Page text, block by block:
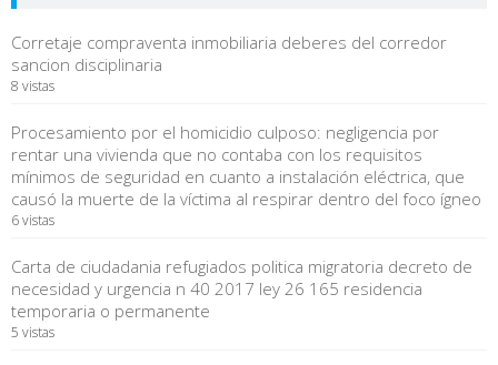
Corretaje compraventa inmobiliaria deberes del corredor
sancion disciplinaria
8 vistas
Procesamiento por el homicidio culposo: negligencia por
rentar una vivienda que no contaba con los requisitos
mínimos de seguridad en cuanto a instalación eléctrica, que
causó la muerte de la víctima al respirar dentro del foco ígneo
6 vistas
Carta de ciudadania refugiados politica migratoria decreto de
necesidad y urgencia n 40 2017 ley 26 165 residencia
temporaria o permanente
5 vistas